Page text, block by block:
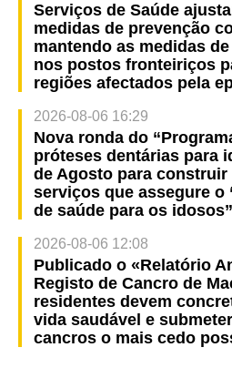
Serviços de Saúde
medidas de prevenção
mantendo as medidas
nos postos fronteiriços
regiões afectados pela
2026-08-06 16:29
Nova ronda do
próteses dentárias para
de Agosto para construir
serviços que assegure o
de saúde para os idosos”
2026-08-06 12:08
Publicado o «Relatório
Registo de Cancro de
residentes devem
vida saudável e
cancros o mais cedo